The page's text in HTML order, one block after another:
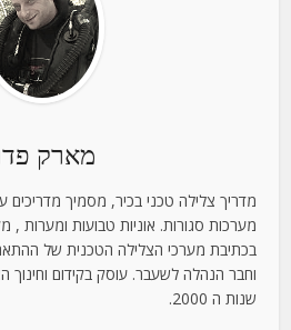
מארק
מדריך צלילה טכני בכיר, מסמיך מדריכים
בכתיבת מערכי הצלילה הטכנית של
וחבר הנהלה לשעבר. עוסק בקידום
שנות ה 2000.